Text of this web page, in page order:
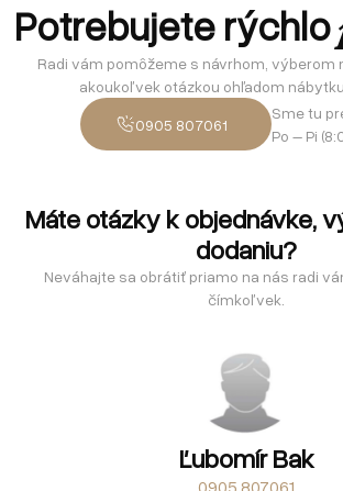
Potrebujete rýchlo
Radi vám pomôžeme s návrhom, výberom
akoukoľvek otázkou ohľadom
0905 807061
Sme tu
Po – Pi
Máte otázky k objednávke,
dodaniu?
Neváhajte sa obrátiť priamo na nás radi
čímkoľvek.
Ľubomír Bak